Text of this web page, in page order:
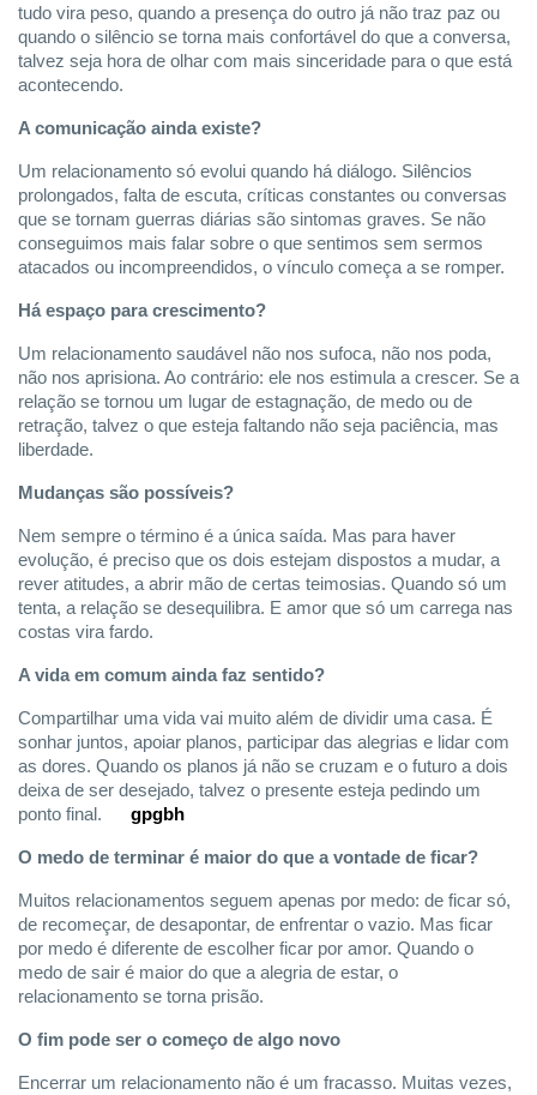
tudo vira peso, quando a presença do outro já não traz paz ou
quando o silêncio se torna mais confortável do que a conversa,
talvez seja hora de olhar com mais sinceridade para o que está
acontecendo.
A comunicação ainda existe?
Um relacionamento só evolui quando há diálogo. Silêncios
prolongados, falta de escuta, críticas constantes ou conversas
que se tornam guerras diárias são sintomas graves. Se não
conseguimos mais falar sobre o que sentimos sem sermos
atacados ou incompreendidos, o vínculo começa a se romper.
Há espaço para crescimento?
Um relacionamento saudável não nos sufoca, não nos poda,
não nos aprisiona. Ao contrário: ele nos estimula a crescer. Se a
relação se tornou um lugar de estagnação, de medo ou de
retração, talvez o que esteja faltando não seja paciência, mas
liberdade.
Mudanças são possíveis?
Nem sempre o término é a única saída. Mas para haver
evolução, é preciso que os dois estejam dispostos a mudar, a
rever atitudes, a abrir mão de certas teimosias. Quando só um
tenta, a relação se desequilibra. E amor que só um carrega nas
costas vira fardo.
A vida em comum ainda faz sentido?
Compartilhar uma vida vai muito além de dividir uma casa. É
sonhar juntos, apoiar planos, participar das alegrias e lidar com
as dores. Quando os planos já não se cruzam e o futuro a dois
deixa de ser desejado, talvez o presente esteja pedindo um
ponto final. gpgbh
O medo de terminar é maior do que a vontade de ficar?
Muitos relacionamentos seguem apenas por medo: de ficar só,
de recomeçar, de desapontar, de enfrentar o vazio. Mas ficar
por medo é diferente de escolher ficar por amor. Quando o
medo de sair é maior do que a alegria de estar, o
relacionamento se torna prisão.
O fim pode ser o começo de algo novo
Encerrar um relacionamento não é um fracasso. Muitas vezes,